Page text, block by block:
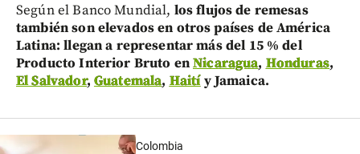
Según el Banco Mundial, los flujos de remesas
también son elevados en otros países de América
Latina: llegan a representar más del 15 % del
Producto Interior Bruto enNicaragua, Honduras,
El Salvador, Guatemala, Haitíy Jamaica.
Colombia